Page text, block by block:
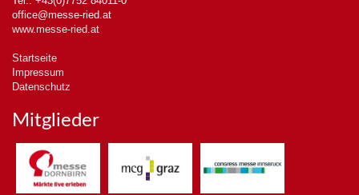
office@messe-ried.at
www.messe-ried.at
Startseite
Impressum
Datenschutz
Mitglieder